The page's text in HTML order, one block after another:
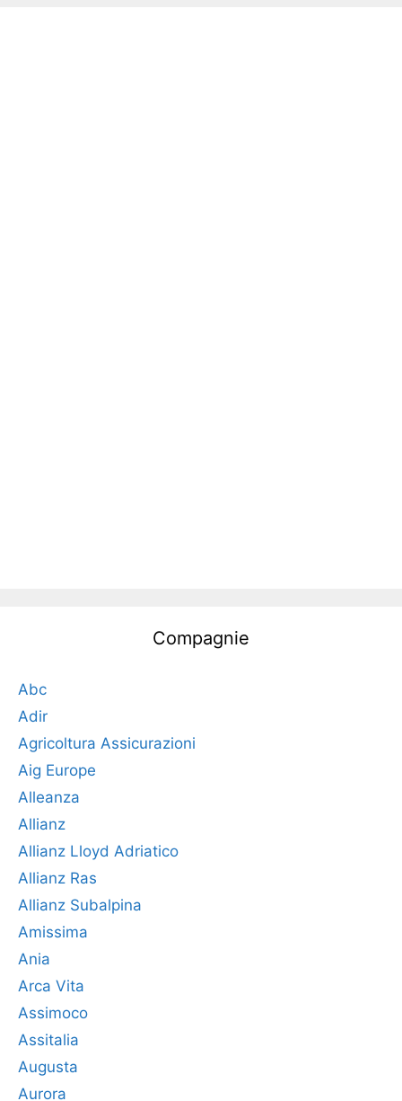
Compagnie
Abc
Adir
Agricoltura Assicurazioni
Aig Europe
Alleanza
Allianz
Allianz Lloyd Adriatico
Allianz Ras
Allianz Subalpina
Amissima
Ania
Arca Vita
Assimoco
Assitalia
Augusta
Aurora